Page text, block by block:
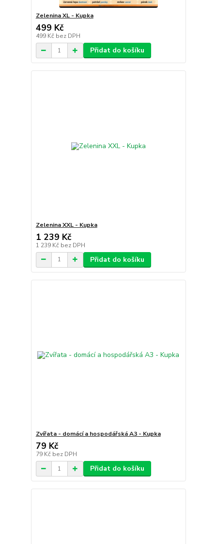
Zelenina XL - Kupka
499 Kč
499 Kč bez DPH
Přidat do košíku
Zelenina XXL - Kupka
1 239 Kč
1 239 Kč bez DPH
Přidat do košíku
Zvířata - domácí a hospodářská A3 - Kupka
79 Kč
79 Kč bez DPH
Přidat do košíku